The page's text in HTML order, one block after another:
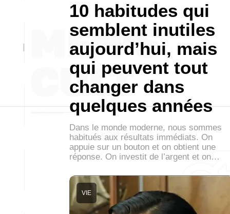
10 habitudes qui
semblent inutiles
aujourd’hui, mais
qui peuvent tout
changer dans
quelques années
Dans le monde moderne, nous sommes
habitués aux résultats immédiats. On
appuie sur un bouton et on obtient une
réponse. On investit de l’argent et on…
VIE